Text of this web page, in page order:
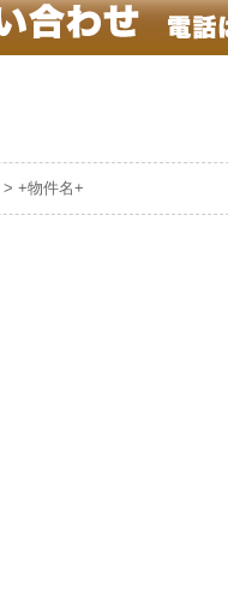
> +物件名+